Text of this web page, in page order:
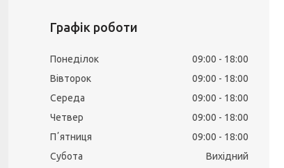
Графік роботи
Понеділок 09:00
18:00
Вівторок
09:00
18:00
Середа
09:00
18:00
Четвер
09:00
18:00
Пʼятниця
09:00
18:00
Субота
Вихідний